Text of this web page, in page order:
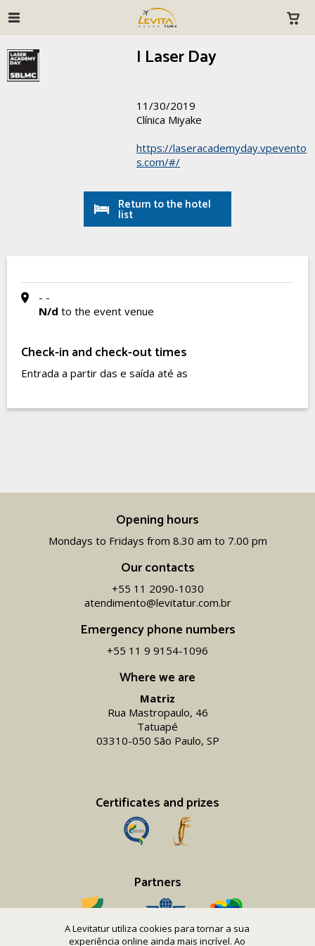
A Levitatur utiliza cookies para tornar a sua
experiência online ainda mais incrível. Ao
I Laser Day
11/30/2019
Clínica Miyake
https://laseracademyday.vpevento
s.com/#/
Return to the hotel
list
- -
N/d to the event venue
Check-in and check-out times
Entrada a partir das e saída até as
Where we are
Matriz
Rua Mastropaulo, 46
Tatuapé
03310-050 São Paulo, SP
Certificates and prizes
Partners
Opening hours
Mondays to Fridays from 8.30 am to 7.00 pm
Our contacts
+55 11 2090-1030
atendimento@levitatur.com.br
Emergency phone numbers
+55 11 9 9154-1096‬